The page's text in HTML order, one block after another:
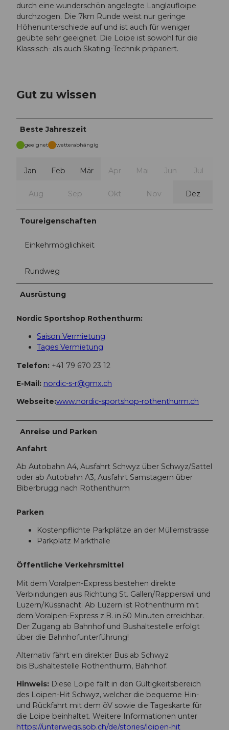
durch eine wunderschön angelegte Langlaufloipe
durchzogen. Die 7km Runde weist nur geringe
Höhenunterschiede auf und ist auch für weniger
geübte sehr geeignet. Die Loipe ist sowohl für die
Klassisch- als auch Skating-Technik präpariert.
Gut zu wissen
Beste Jahreszeit
geeignet wetterabhängig
Jan Feb Mär Apr Mai Jun Jul
Aug Sep Okt Nov Dez
Toureigenschaften
Einkehrmöglichkeit
Rundweg
Ausrüstung
Nordic Sportshop Rothenthurm:
Saison Vermietung
Tages Vermietung
Telefon: +41 79 670 23 12
E-Mail: nordic-s-r@gmx.ch
Webseite:www.nordic-sportshop-rothenthurm.ch
Anreise und Parken
Anfahrt
Ab Autobahn A4, Ausfahrt Schwyz über Schwyz/Sattel
oder ab Autobahn A3, Ausfahrt Samstagern über
Biberbrugg nach Rothenthurm
Parken
Kostenpflichte Parkplätze an der Müllernstrasse
Parkplatz Markthalle
Öffentliche Verkehrsmittel
Mit dem Voralpen-Express bestehen direkte
Verbindungen aus Richtung St. Gallen/Rapperswil und
Luzern/Küssnacht. Ab Luzern ist Rothenthurm mit
dem Voralpen-Express z.B. in 50 Minuten erreichbar.
Der Zugang ab Bahnhof und Bushaltestelle erfolgt
über die Bahnhofunterführung!
Alternativ fährt ein direkter Bus ab Schwyz
bis Bushaltestelle Rothenthurm, Bahnhof.
Hinweis: Diese Loipe fällt in den Gültigkeitsbereich
des Loipen-Hit Schwyz, welcher die bequeme Hin-
und Rückfahrt mit dem öV sowie die Tageskarte für
die Loipe beinhaltet. Weitere Informationen unter
https://unterwegs.sob.ch/de/stories/loipen-hit